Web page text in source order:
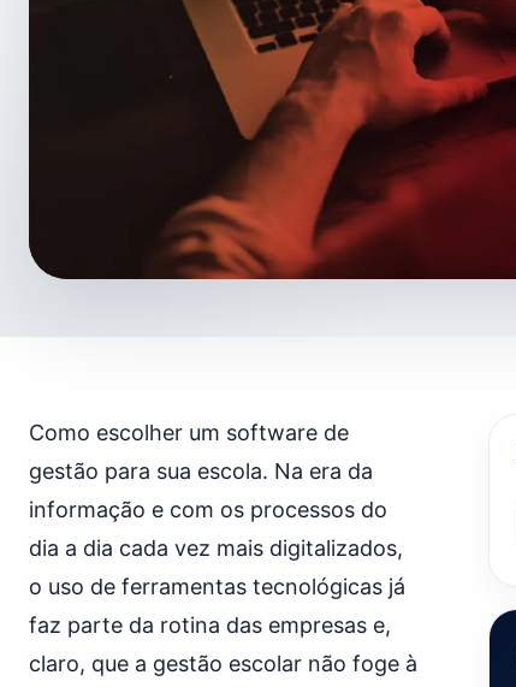
Como escolher um software de
gestão para sua escola. Na era da
informação e com os processos do
dia a dia cada vez mais digitalizados,
o uso de ferramentas tecnológicas já
faz parte da rotina das empresas e,
claro, que a gestão escolar não foge à